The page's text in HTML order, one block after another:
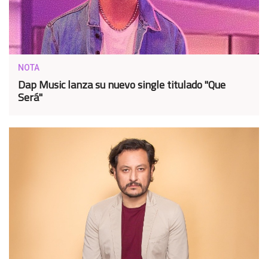
NOTA
Dap Music lanza su nuevo single titulado "Que
Será"